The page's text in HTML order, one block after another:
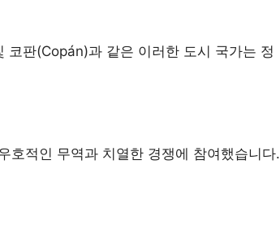
판(Copán)과 같은 이러한 도시 국가는 정
호적인 무역과 치열한 경쟁에 참여했습니다.